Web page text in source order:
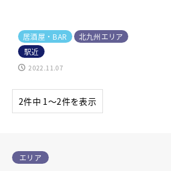
居酒屋・BAR
北九州エリア
駅近
2022.11.07
2件中 1〜2件を表示
エリア